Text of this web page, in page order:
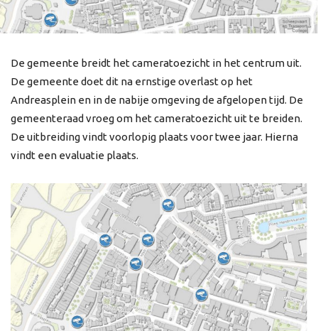
De gemeente breidt het cameratoezicht in het centrum uit.
De gemeente doet dit na ernstige overlast op het
Andreasplein en in de nabije omgeving de afgelopen tijd. De
gemeenteraad vroeg om het cameratoezicht uit te breiden.
De uitbreiding vindt voorlopig plaats voor twee jaar. Hierna
vindt een evaluatie plaats.